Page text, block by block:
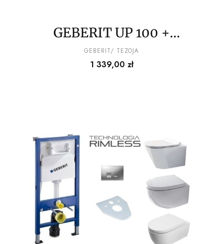
GEBERIT UP 100 +
PRZYCISK + MATA +
MISA WC RIMLESS DO
PRODUCENT
GEBERIT/ TEZOJA
Cena
1 339,00 zł